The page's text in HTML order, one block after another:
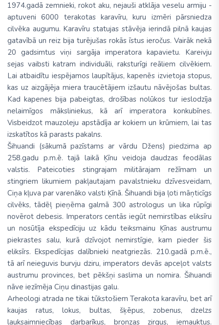
1974.gadā zemnieki, rokot aku, nejauši atklāja veselu armiju -
aptuveni 6000 terakotas karavīru, kuru izmēri pārsniedza
cilvēka augumu. Karavīru statujas stāvēja ierindā pilnā kaujas
gatavībā un reiz bija turējušas rokās īstus ieročus. Vairāk nekā
20 gadsimtus viņi sargāja imperatora kapavietu. Kareivju
sejas vaibsti katram individuāli, raksturīgi reāliem cilvēkiem.
Lai atbaidītu iespējamos laupītājus, kapenēs izvietoja stopus,
kas uz aizgājēja miera traucētājiem izšautu nāvējošas bultas.
Kad kapenes bija pabeigtas, drošības nolūkos tur ieslodzīja
nelaimīgos māksliniekus, kā arī imperatora konkubīnes.
Visbeidzot mauzoleju apstādīja ar kokiem un krūmiem, lai tas
izskatītos kā parasts pakalns.
Šihuandi (sākumā pazīstams ar vārdu Džens) piedzima ap
258.gadu p.m.ē. tajā laikā Ķīnu veidoja daudzas feodālas
valstis. Pateicoties stingrajam militārajam režīmam un
stingriem likumiem pakļautajam pavalstnieku dzīvesveidam,
Ciņa kļuva par varenāko valsti Ķīnā. Šihuandi bija ļoti māņticīgs
cilvēks, tādēļ pieņēma galmā 300 astrologus un lika rūpīgi
novērot debesis. Imperators centās iegūt nemirstības eliksīru
un nosūtīja ekspedīciju uz kādu teiksmainu Ķīnas austrumu
piekrastes salu, kurā dzīvojot nemirstīgie, kam pieder šis
eliksīrs. Ekspedīcijas dalībnieki neatgriezās. 210.gadā p.m.ē.,
tā arī neieguvis burvju dziru, imperators devās apceļot valsts
austrumu provinces, bet pēkšņi saslima un nomira. Šihuandi
nāve iezīmēja Ciņu dinastijas galu.
Arheologi atrada ne tikai tūkstošiem Terakota karavīru, bet arī
kaujas ratus, lokus, bultas, šķēpus, zobenus, dzelzs
lauksaimniecības darbarīkus, bronzas zirgus, iemauktus.